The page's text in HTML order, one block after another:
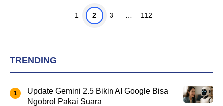
Page
1 Page
2 Page
3 Page
112
TRENDING
Update Gemini 2.5 Bikin AI Google Bisa
Ngobrol Pakai Suara